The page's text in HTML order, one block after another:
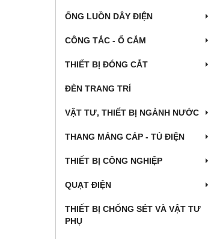
ỐNG LUỒN DÂY ĐIỆN
CÔNG TẮC - Ổ CẮM
THIẾT BỊ ĐÓNG CẮT
ĐÈN TRANG TRÍ
VẬT TƯ, THIẾT BỊ NGÀNH NƯỚC
THANG MÁNG CÁP - TỦ ĐIỆN
THIẾT BỊ CÔNG NGHIỆP
QUẠT ĐIỆN
THIẾT BỊ CHỐNG SÉT VÀ VẬT TƯ
PHỤ